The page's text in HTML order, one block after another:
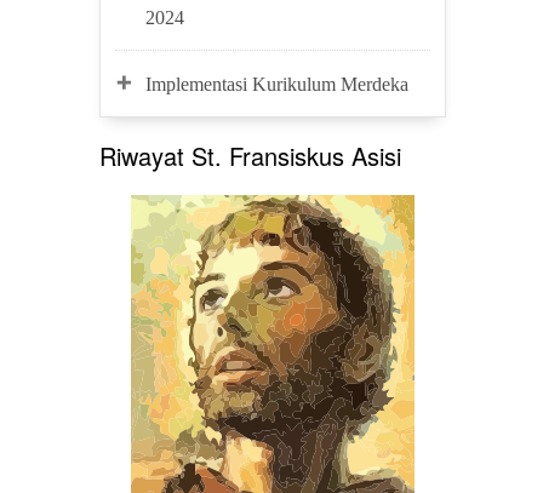
2024
Implementasi Kurikulum Merdeka
Riwayat St. Fransiskus Asisi